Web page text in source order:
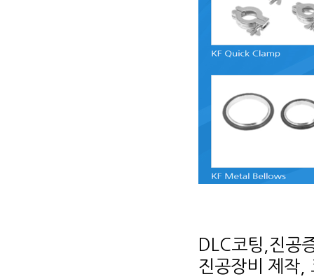
DLC코팅,진공
진공장비 제작,